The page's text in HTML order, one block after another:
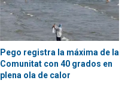
Pego registra la máxima de la
Comunitat con 40 grados en
plena ola de calor